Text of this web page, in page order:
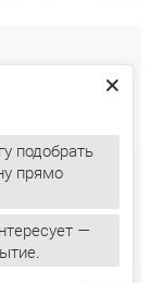
подобрать
прямо
—